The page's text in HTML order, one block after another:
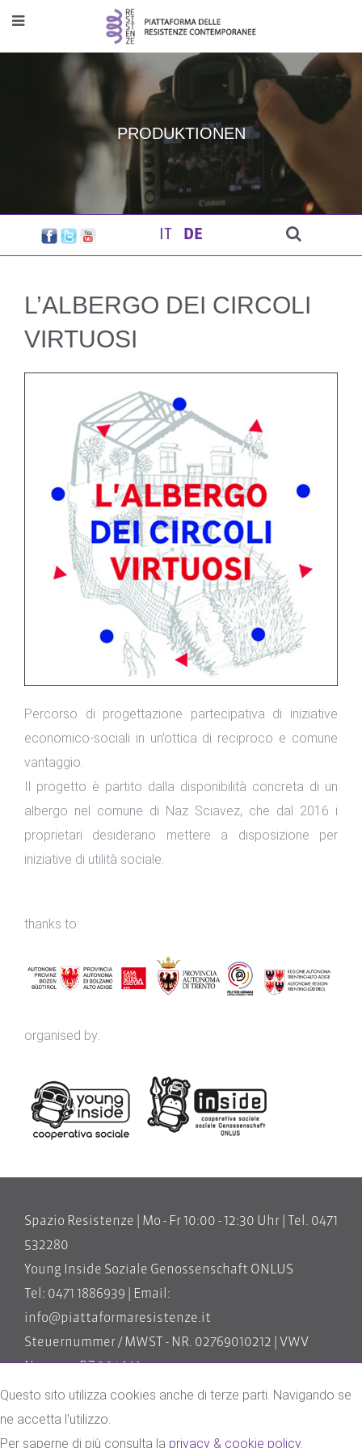
PRODUKTIONEN
DE
L’ALBERGO DEI CIRCOLI
VIRTUOSI
Percorso di progettazione partecipativa di iniziative
economico-sociali in un’ottica di reciproco e comune
vantaggio.
Il progetto è partito dalla disponibilità concreta di un
albergo nel comune di Naz Sciavez, che dal 2016 i
proprietari desiderano mettere a disposizione per
iniziative di utilità sociale.
thanks to:
organised by:
Spazio Resistenze | Mo - Fr 10:00 - 12:30 Uhr | Tel. 0471
532280
Young Inside Soziale Genossenschaft ONLUS
Tel: 0471 1886939 | Email:
info@piattaformaresistenze.it
Steuernummer / MWST - NR. 02769010212 | VWV
Nummer BZ-204091
impressum
privacy & cookie policy
Questo sito utilizza cookies anche di terze parti. Navigando se
ne accetta l'utilizzo.
Per saperne di più consulta la privacy & cookie policy.